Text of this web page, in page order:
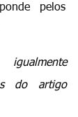
pelos
do artigo